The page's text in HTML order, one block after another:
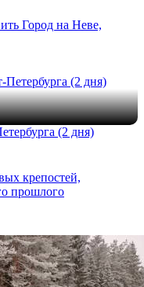
Город на Неве,
(2 дня)
крепостей,
прошлого